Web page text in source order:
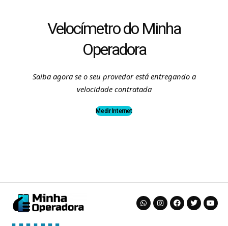
Velocímetro do Minha
Operadora
Saiba agora se o seu provedor está entregando a
velocidade contratada
Medir Internet